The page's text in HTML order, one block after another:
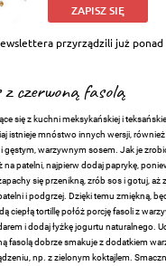
ZAPISZ SIĘ
przyrządzili już ponad
czerwoną fasolą
się z kuchni meksykańskiej i
istnieje mnóstwo innych wersji,
gęstym, warzywnym sosem. Jak je
patelni, najpierw dodaj paprykę,
się przenikną, zrób sos i gotuj, aż
i podgrzej. Dzięki temu zmiękną,
ciepłą tortillę połóż porcję fasoli z
i dodaj łyżkę jogurtu naturalnego.
fasolą dobrze smakuje z dodatkiem
np. z zielonym koktajlem.